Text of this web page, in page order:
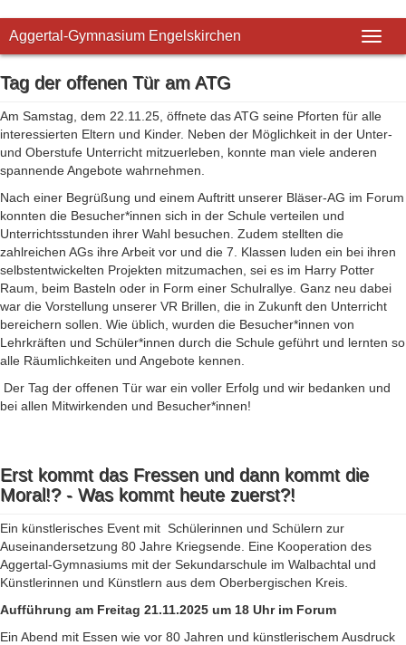
Aggertal-Gymnasium Engelskirchen
Tag der offenen Tür am ATG
Am Samstag, dem 22.11.25, öffnete das ATG seine Pforten für alle
interessierten Eltern und Kinder. Neben der Möglichkeit in der Unter-
und Oberstufe Unterricht mitzuerleben, konnte man viele anderen
spannende Angebote wahrnehmen.
Nach einer Begrüßung und einem Auftritt unserer Bläser-AG im Forum
konnten die Besucher*innen sich in der Schule verteilen und
Unterrichtsstunden ihrer Wahl besuchen. Zudem stellten die
zahlreichen AGs ihre Arbeit vor und die 7. Klassen luden ein bei ihren
selbstentwickelten Projekten mitzumachen, sei es im Harry Potter
Raum, beim Basteln oder in Form einer Schulrallye. Ganz neu dabei
war die Vorstellung unserer VR Brillen, die in Zukunft den Unterricht
bereichern sollen. Wie üblich, wurden die Besucher*innen von
Lehrkräften und Schüler*innen durch die Schule geführt und lernten so
alle Räumlichkeiten und Angebote kennen.
Der Tag der offenen Tür war ein voller Erfolg und wir bedanken und
bei allen Mitwirkenden und Besucher*innen!
Erst kommt das Fressen und dann kommt die
Moral!? - Was kommt heute zuerst?!
Ein künstlerisches Event mit Schülerinnen und Schülern zur
Auseinandersetzung 80 Jahre Kriegsende. Eine Kooperation des
Aggertal-Gymnasiums mit der Sekundarschule im Walbachtal und
Künstlerinnen und Künstlern aus dem Oberbergischen Kreis.
Aufführung am Freitag 21.11.2025 um 18 Uhr im Forum
Ein Abend mit Essen wie vor 80 Jahren und künstlerischem Ausdruck